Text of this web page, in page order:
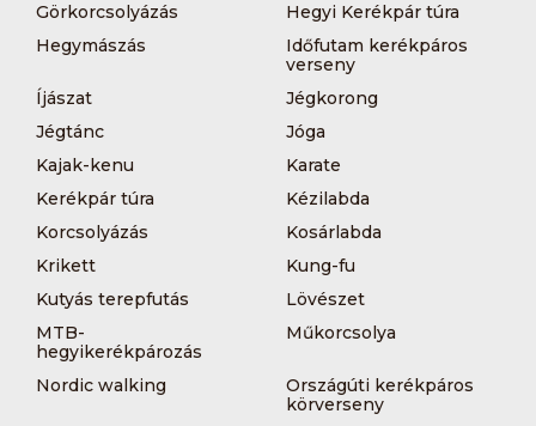
Görkorcsolyázás
Hegyi Kerékpár túra
Hegymászás
Időfutam kerékpáros
verseny
Íjászat
Jégkorong
Jégtánc
Jóga
Kajak-kenu
Karate
Kerékpár túra
Kézilabda
Korcsolyázás
Kosárlabda
Krikett
Kung-fu
Kutyás terepfutás
Lövészet
MTB-
hegyikerékpározás
Műkorcsolya
Nordic walking
Országúti kerékpáros
körverseny